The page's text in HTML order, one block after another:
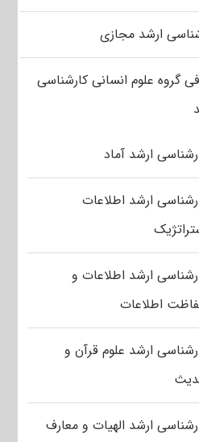
ارشد مجازی
گروه علوم انسانی کارشناسی
ارشد آماد
ارشد اطلاعات
ارشد اطلاعات و
اطلاعات
ارشد علوم قرآن و
ارشد الهیات و معارف